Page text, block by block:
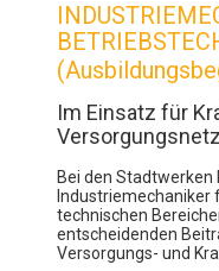
Im Einsatz für
Bei den
Industriemechaniker
technischen
entscheidenden
Versorgungs- und